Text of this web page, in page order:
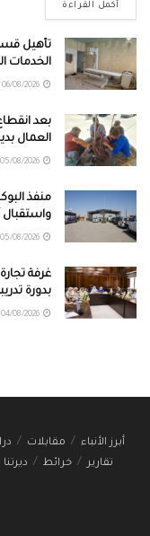
أكمل القراءة
تأهيل
الخدمات
العمال
منفذ
واستقبال
غرفة
بدورة
أبرز الأنباء مقابلات
تقارير
خرائط ديرتنا